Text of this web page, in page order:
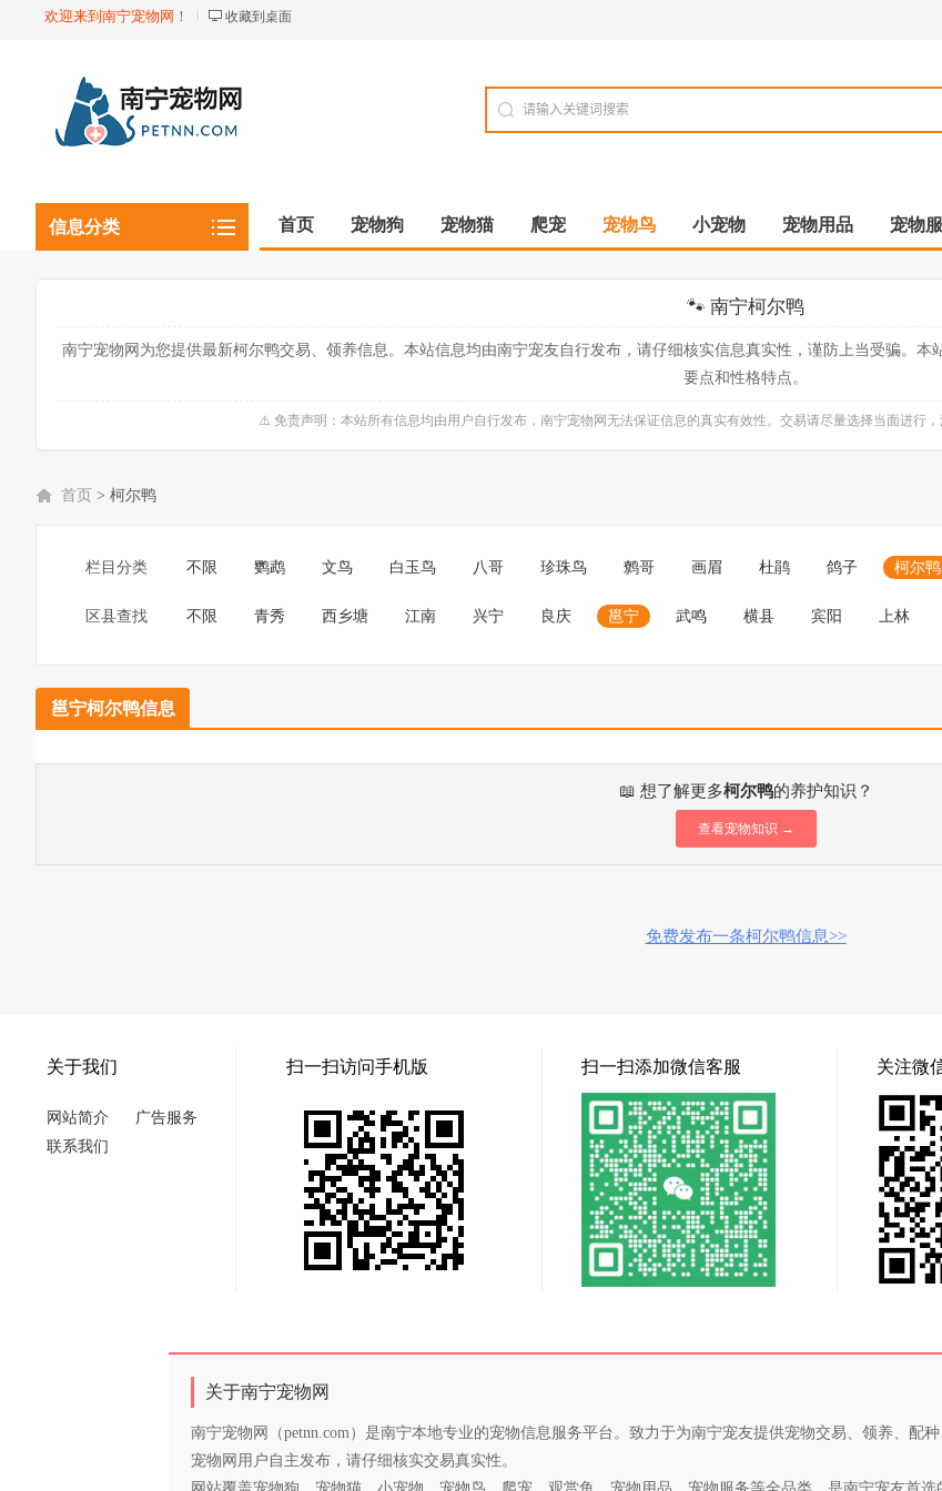
欢迎来到南宁宠物网！ 收藏到桌面
信息分类 首页 宠物狗 宠物猫 爬宠 宠物鸟 小宠物 宠物用品 宠物
🐾 南宁柯尔鸭
南宁宠物网为您提供最新柯尔鸭交易、领养信息。本站信息均由南宁宠友自行发布，请仔细核实信息真实性，谨防上当受骗。
要点和性格特点。
⚠️ 免责声明：本站所有信息均由用户自行发布，南宁宠物网无法保证信息的真实有效性。交易请尽量选择当面进行
首页 > 柯尔鸭
栏目分类 不限 鹦鹉 文鸟 白玉鸟 八哥 珍珠鸟 鹩哥 画眉 杜鹃 鸽子 柯尔鸭
区县查找 不限 青秀 西乡塘 江南 兴宁 良庆 邕宁 武鸣 横县 宾阳 上林
邕宁柯尔鸭信息
📖 想了解更多柯尔鸭的养护知识？
查看宠物知识 →
免费发布一条柯尔鸭信息>>
关于我们
网站简介
广告服务
联系我们
扫一扫访问手机版 扫一扫添加微信客服 关注微
关于南宁宠物网
南宁宠物网（petnn.com）是南宁本地专业的宠物信息服务平台。致力于为南宁宠友提供宠物交易、领养、配
宠物网用户自主发布，请仔细核实交易真实性。